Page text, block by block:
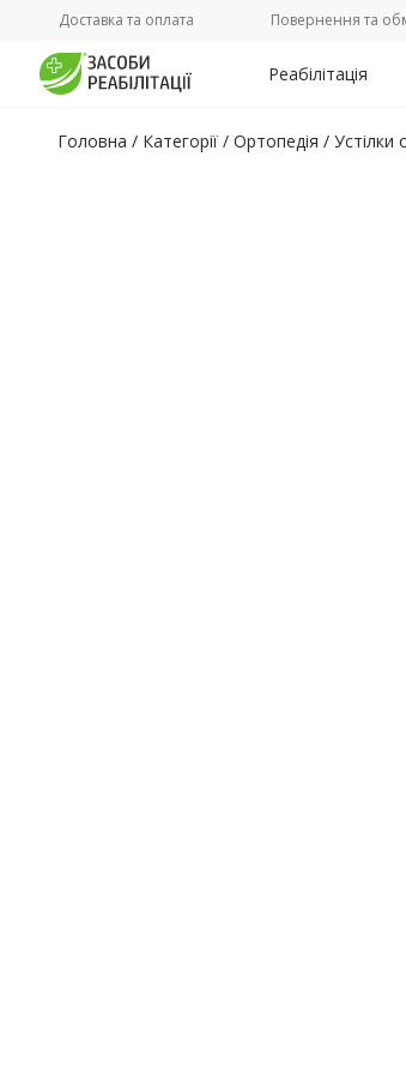
Доставка та оплата Повернення та
Реабілітація
Головна / Категорії / Ортопедія / Устілки